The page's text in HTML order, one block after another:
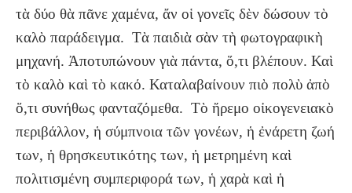
τὰ δύο θὰ πᾶνε χαμένα, ἄν οἱ γονεῖς δὲν δώσουν τὸ
καλὸ παράδειγμα. Τὰ παιδιὰ σὰν τὴ φωτογραφικὴ
μηχανή. Ἀποτυπώνουν γιὰ πάντα, ὅ,τι βλέπουν. Καὶ
τὸ καλὸ καὶ τὸ κακό. Καταλαβαίνουν πιὸ πολὺ ἀπὸ
ὅ,τι συνήθως φανταζόμεθα. Τὸ ἤρεμο οἰκογενειακὸ
περιβάλλον, ἡ σύμπνοια τῶν γονέων, ἡ ἐνάρετη ζωή
των, ἡ θρησκευτικότης των, ἡ μετρημένη καὶ
πολιτισμένη συμπεριφορά των, ἡ χαρὰ καὶ ἡ